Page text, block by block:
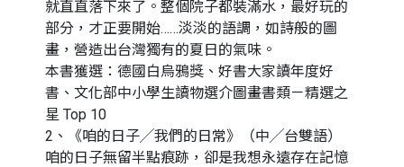
就直直落下來了。整個院子都裝滿水，最好玩的
部分，才正要開始……淡淡的語調，如詩般的圖
畫，營造出台灣獨有的夏日的氣味。
本書獲選：德國白烏鴉獎、好書大家讀年度好
書、文化部中小學生讀物選介圖畫書類－精選之
星 Top 10
2、《咱的日子╱我們的日常》（中╱台雙語）
咱的日子無留半點痕跡，卻是我想永遠存在記憶